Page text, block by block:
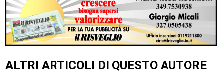
ALTRI ARTICOLI DI QUESTO AUTORE